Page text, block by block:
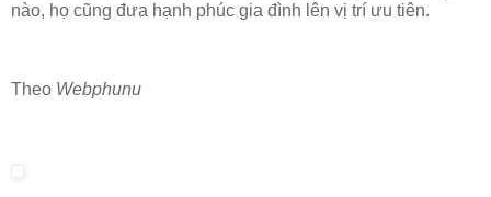
nào, họ cũng đưa hạnh phúc gia đình lên vị trí ưu tiên.
Theo Webphunu